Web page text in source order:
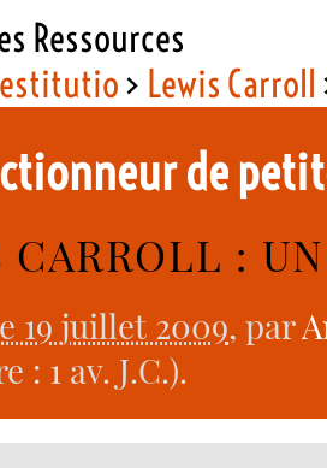
Ressources
> Lewis Carroll
de
CARROLL :
19 juillet 2009, par
: 1 av. J.C.).